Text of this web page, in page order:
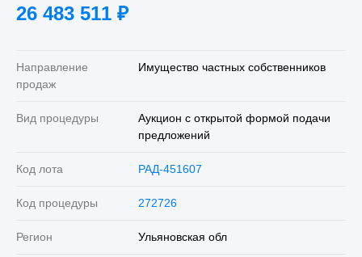
26 483 511 ₽
Направление
продаж
Имущество частных собственников
Вид процедуры
Аукцион с открытой формой подачи
предложений
Код лота РАД-451607
Код процедуры 272726
Регион Ульяновская обл